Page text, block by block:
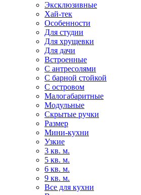
Эксклюзивные
Хай-тек
Особенности
Для студии
Для хрущевки
Для дачи
Встроенные
С антресолями
С барной стойкой
С островом
Малогабаритные
Модульные
Скрытые ручки
Размер
Мини-кухни
Узкие
3 кв. м.
5 кв. м.
6 кв. м.
9 кв. м.
Все для кухни